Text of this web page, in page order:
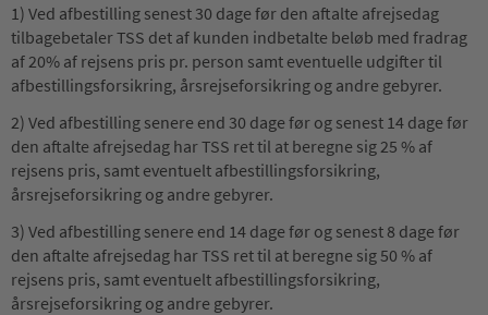
1) Ved afbestilling senest 30 dage før den aftalte afrejsedag
tilbagebetaler TSS det af kunden indbetalte beløb med fradrag
af 20% af rejsens pris pr. person samt eventuelle udgifter til
afbestillingsforsikring, årsrejseforsikring og andre gebyrer.
2) Ved afbestilling senere end 30 dage før og senest 14 dage før
den aftalte afrejsedag har TSS ret til at beregne sig 25 % af
rejsens pris, samt eventuelt afbestillingsforsikring,
årsrejseforsikring og andre gebyrer.
3) Ved afbestilling senere end 14 dage før og senest 8 dage før
den aftalte afrejsedag har TSS ret til at beregne sig 50 % af
rejsens pris, samt eventuelt afbestillingsforsikring,
årsrejseforsikring og andre gebyrer.